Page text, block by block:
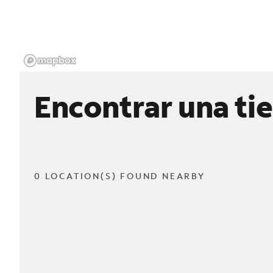
Encontrar una
0 LOCATION(S) FOUND NEARBY